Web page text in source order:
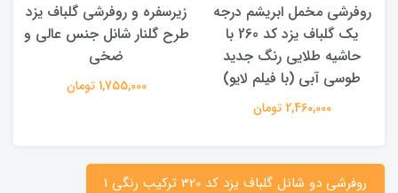
روفرشی مخمل ابریشم درجه
یک گلباف یزد کد 260 با
حاشیه طلایی رنگ جدید
طوسی آبی (با فیلم لایو)
2,460,000 تومان
زیرسفره و روفرشی گلباف یزد
طرح گلنار شانل جنس عالی و
ضخی
1,755,000 تومان
روفرشی دو شانل گلباف یزد کد 320 ترکیب رنگی 1